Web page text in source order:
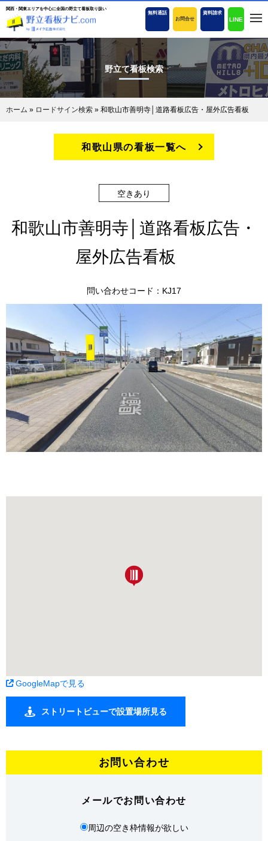
関西・関東エリアを中心に全国の野立て看板取り扱い
無料通話
お問合せ
資料請求
LINE
野立て看板検索
ホーム » ロードサイン検索 » 和歌山市善明寺│道路看板広告・屋外広告看板
和歌山県の看板一覧へ
空きあり
和歌山市善明寺│道路看板広告・
屋外広告看板
問い合わせコード：KJ17
GoogleMapで見る
ストリートビューで設置場所見る
お問い合わせ
メールでお問い合わせ
周辺の空き枠情報が欲しい